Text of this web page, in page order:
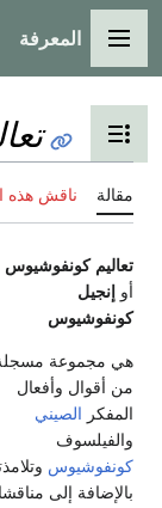
القائمة الرئيسية
المعرفة
تبديل عرض
مقالة ناقش هذه
تعاليم كونفوشيوس
أو إنجيل
كونفوشيوس
هي مجموعة
من أقوال وأفعال
المفكر الصيني
والفيلسوف
كونفوشيوس
بالإضافة إلى